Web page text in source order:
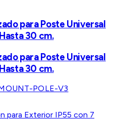
para Poste Universal
30 cm.
para Poste Universal
30 cm.
POLE-V3